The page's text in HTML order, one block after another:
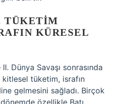
TÜKETIM
KÜRESEL
Dünya Savaşı sonrasında
tüketim, israfın
gelmesini sağladı. Birçok
özellikle Batı